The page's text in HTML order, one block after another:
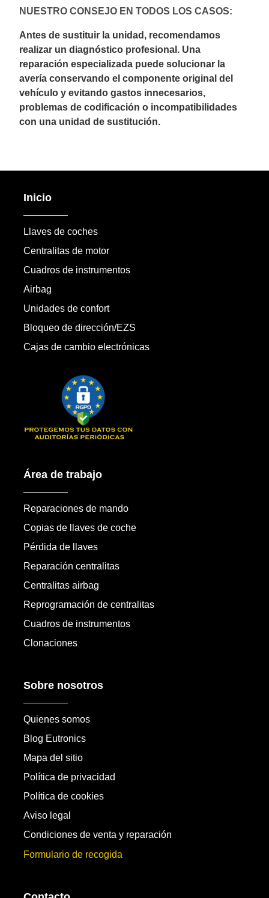
NUESTRO CONSEJO EN TODOS LOS CASOS:
Antes de sustituir la unidad, recomendamos
realizar un diagnóstico profesional. Una
reparación especializada puede solucionar la
avería conservando el componente original del
vehículo y evitando gastos innecesarios,
problemas de codificación o incompatibilidades
con una unidad de sustitución.
Inicio
Llaves de coches
Centralitas de motor
Cuadros de instrumentos
Airbag
Unidades de confort
Bloqueo de dirección/EZS
Cajas de cambio electrónicas
Área de trabajo
Reparaciones de mando
Copias de llaves de coche
Pérdida de llaves
Reparación centralitas
Centralitas airbag
Reprogramación de centralitas
Cuadros de instrumentos
Clonaciones
Sobre nosotros
Quienes somos
Blog Eutronics
Mapa del sitio
Política de privacidad
Política de cookies
Aviso legal
Condiciones de venta y reparación
Formulario de recogida